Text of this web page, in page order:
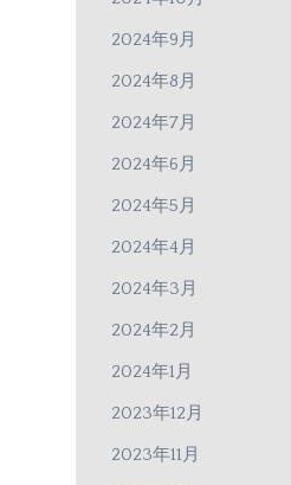
2024年9月
2024年8月
2024年7月
2024年6月
2024年5月
2024年4月
2024年3月
2024年2月
2024年1月
2023年12月
2023年11月